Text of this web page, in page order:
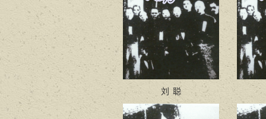
刘 聪